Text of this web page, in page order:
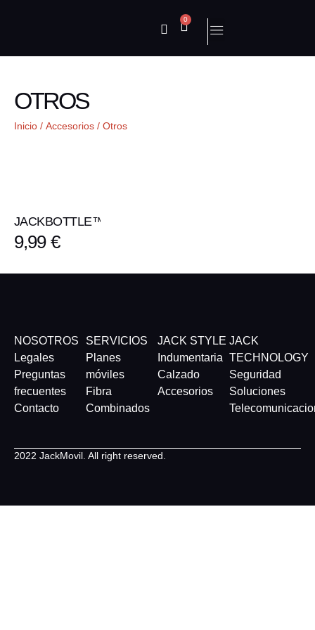
0
OTROS
Inicio / Accesorios / Otros
JACKBOTTLE™
9,99 €
NOSOTROS
Legales
Preguntas
frecuentes
Contacto
SERVICIOS
Planes
móviles
Fibra
Combinados
JACK STYLE
Indumentaria
Calzado
Accesorios
JACK
TECHNOLOGY
Seguridad
Soluciones
2022 JackMovil. All right reserved.